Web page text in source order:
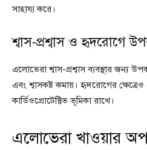
সাহায্য করে।
শ্বাস-প্রশ্বাস ও হৃদরোগে
এলোভেরা শ্বাস-প্রশ্বাস ব্যবস্থার জন্য
এবং শ্বাসকষ্ট কমায়। হৃদরোগের
কার্ডিওপ্রোটেক্টিভ ভূমিকা রাখে।
এলোভেরা খাওয়ার